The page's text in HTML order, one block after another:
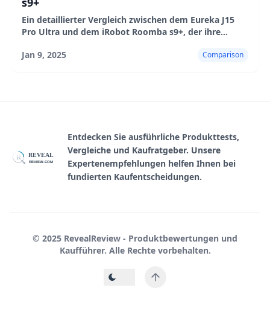
Ein detaillierter Vergleich zwischen dem Eureka J15
Pro Ultra und dem iRobot Roomba s9+, der ihre
Jan 9, 2025
Comparison
R REVEAL
REVIEW.COM
Entdecken Sie ausführliche Produkttests,
Vergleiche und Kaufratgeber. Unsere
Expertenempfehlungen helfen Ihnen bei
fundierten Kaufentscheidungen.
© 2025 RevealReview - Produktbewertungen und
Kaufführer. Alle Rechte vorbehalten.